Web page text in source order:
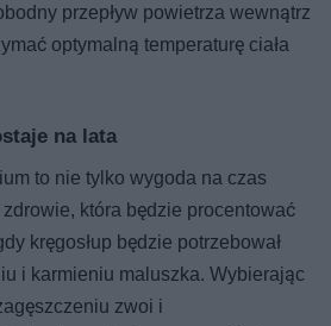
przepływ powietrza wewnątrz
optymalną temperaturę ciała
na lata
to nie tylko wygoda na czas
która będzie procentować
kręgosłup będzie potrzebował
i karmieniu maluszka. Wybierając
zwoi i